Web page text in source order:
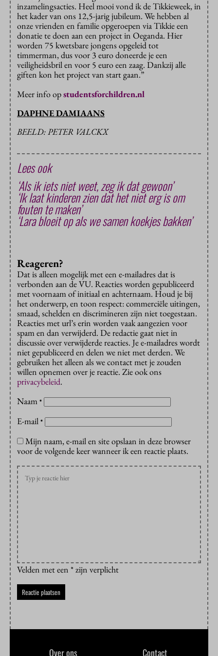
inzamelingsacties. Heel mooi vond ik de Tikkieweek, in
het kader van ons 12,5-jarig jubileum. We hebben al
onze vrienden en familie opgeroepen via Tikkie een
donatie te doen aan een project in Oeganda. Hier
worden 75 kwetsbare jongens opgeleid tot
timmerman, dus voor 3 euro doneerde je een
veiligheidsbril en voor 5 euro een zaag. Dankzij alle
giften kon het project van start gaan.”
Meer info opstudentsforchildren.nl
DAPHNE DAMIAANS
BEELD: PETER VALCKX
Lees ook
‘Als ik iets niet weet, zeg ik dat gewoon’
‘Ik laat kinderen zien dat het niet erg is om
fouten te maken’
‘Lara bloeit op als we samen koekjes bakken’
Reageren?
Dat is alleen mogelijk met een e-mailadres dat is
verbonden aan de VU. Reacties worden gepubliceerd
met voornaam of initiaal en achternaam. Houd je bij
het onderwerp, en toon respect: commerciële uitingen,
smaad, schelden en discrimineren zijn niet toegestaan.
Reacties met url’s erin worden vaak aangezien voor
spam en dan verwijderd. De redactie gaat niet in
discussie over verwijderde reacties. Je e-mailadres wordt
niet gepubliceerd en delen we niet met derden. We
gebruiken het alleen als we contact met je zouden
willen opnemen over je reactie. Zie ook ons
privacybeleid.
Naam *
E-mail *
Mijn naam, e-mail en site opslaan in deze browser
voor de volgende keer wanneer ik een reactie plaats.
Velden met een * zijn verplicht
Over ons Contact